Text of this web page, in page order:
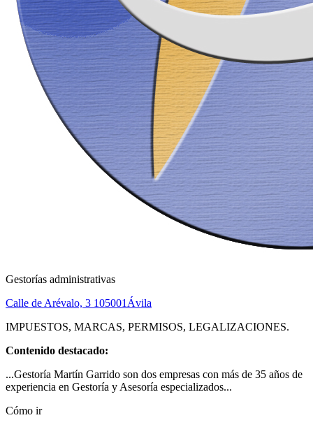
Gestorías administrativas
Calle de Arévalo, 3 105001 Ávila
IMPUESTOS, MARCAS, PERMISOS, LEGALIZACIONES.
Contenido destacado:
...Gestoría Martín Garrido son dos empresas con más de 35 años de
experiencia en Gestoría y Asesoría especializados...
Cómo ir